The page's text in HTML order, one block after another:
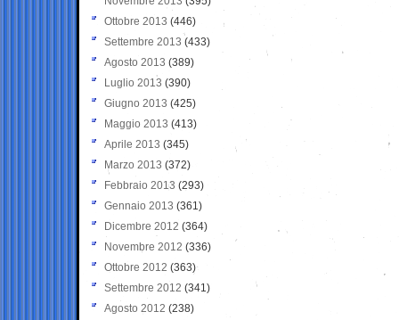
Ottobre 2013 (446)
Settembre 2013 (433)
Agosto 2013 (389)
Luglio 2013 (390)
Giugno 2013 (425)
Maggio 2013 (413)
Aprile 2013 (345)
Marzo 2013 (372)
Febbraio 2013 (293)
Gennaio 2013 (361)
Dicembre 2012 (364)
Novembre 2012 (336)
Ottobre 2012 (363)
Settembre 2012 (341)
Agosto 2012 (238)